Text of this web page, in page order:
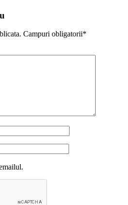
Campuri obligatorii*